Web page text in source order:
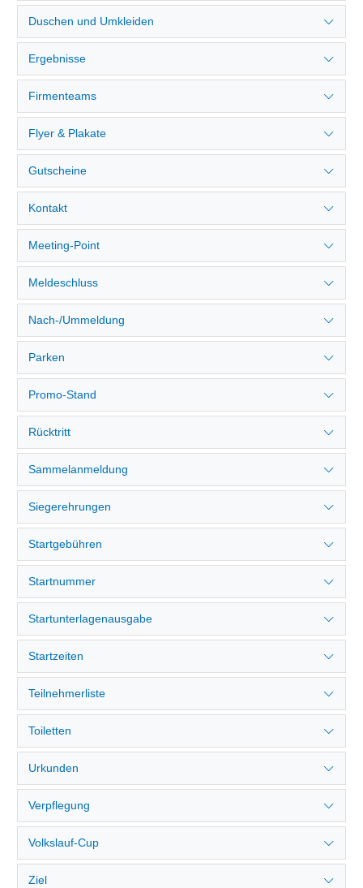
Duschen und Umkleiden
Ergebnisse
Firmenteams
Flyer & Plakate
Gutscheine
Kontakt
Meeting-Point
Meldeschluss
Nach-/Ummeldung
Parken
Promo-Stand
Rücktritt
Sammelanmeldung
Siegerehrungen
Startgebühren
Startnummer
Startunterlagenausgabe
Startzeiten
Teilnehmerliste
Toiletten
Urkunden
Verpflegung
Volkslauf-Cup
Ziel